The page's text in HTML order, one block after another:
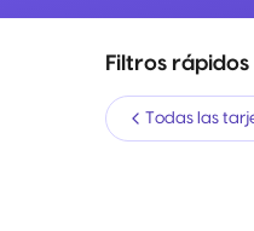
Filtros rápidos
Todas las